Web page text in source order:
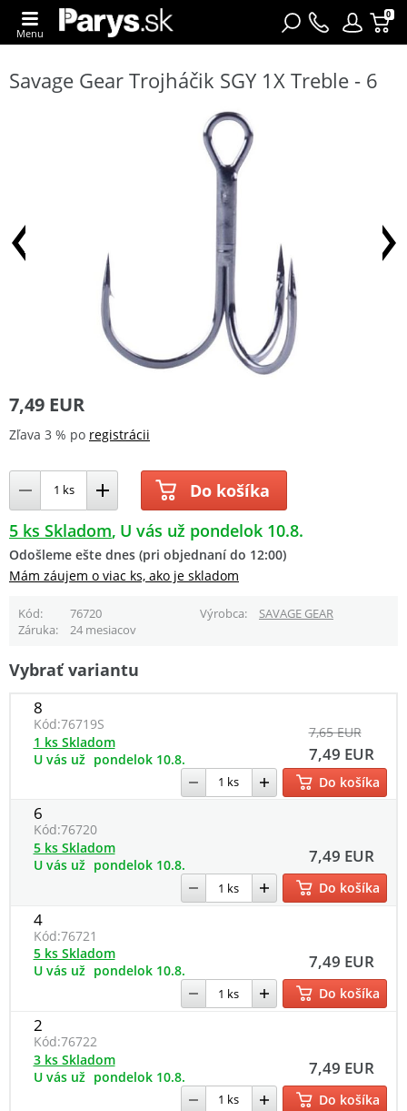
0
Menu
Savage Gear Trojháčik SGY 1X Treble - 6
7,49 EUR
Zľava 3 % po registrácii
Do košíka
5 ks Skladom U vás už pondelok 10.8.
Odošleme ešte dnes (pri objednaní do 12:00)
Mám záujem o viac ks, ako je skladom
Kód 76720 Výrobca
SAVAGE GEAR
Záruka
24 mesiacov
Vybrať variantu
8
Kód:76719S 7,65 EUR
7,49 EUR
1 ks Skladom
U vás už pondelok 10.8.
Do košíka
6
Kód:76720
7,49 EUR
5 ks Skladom
U vás už pondelok 10.8.
Do košíka
4
Kód:76721
7,49 EUR
5 ks Skladom
U vás už pondelok 10.8.
Do košíka
2
Kód:76722
7,49 EUR
3 ks Skladom
U vás už pondelok 10.8.
Do košíka